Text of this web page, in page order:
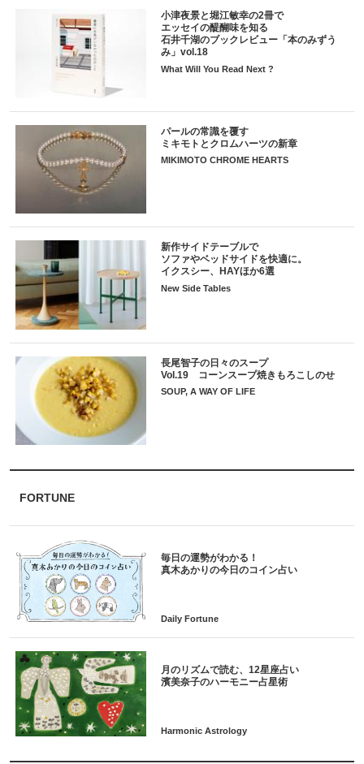
小津夜景と堀江敏幸の2冊で
エッセイの醍醐味を知る
石井千湖のブックレビュー「本のみずう
み」vol.18
What Will You Read Next ?
パールの常識を覆す
ミキモトとクロムハーツの新章
MIKIMOTO CHROME HEARTS
新作サイドテーブルで
ソファやベッドサイドを快適に。
イクスシー、HAYほか6選
New Side Tables
長尾智子の日々のスープ
Vol.19 コーンスープ焼きもろこしのせ
SOUP, A WAY OF LIFE
FORTUNE
毎日の運勢がわかる！
月のリズムで読む、12星座占い